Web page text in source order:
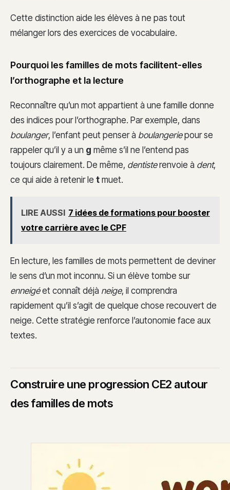
Cette distinction aide les élèves à ne pas tout
mélanger lors des exercices de vocabulaire.
Pourquoi les familles de mots facilitent-elles
l’orthographe et la lecture
Reconnaître qu’un mot appartient à une famille donne
des indices pour l’orthographe. Par exemple, dans
boulanger, l’enfant peut penser à boulangeriepour se
rappeler qu’il y a un g même s’il ne l’entend pas
toujours clairement. De même, dentisterenvoie à dent,
ce qui aide à retenir le t muet.
LIRE AUSSI 7 idées de formations pour booster
votre carrière avec le CPF
En lecture, les familles de mots permettent de deviner
le sens d’un mot inconnu. Si un élève tombe sur
enneigéet connaît déjà neige, il comprendra
rapidement qu’il s’agit de quelque chose recouvert de
neige. Cette stratégie renforce l’autonomie face aux
textes.
Construire une progression CE2 autour
des familles de mots